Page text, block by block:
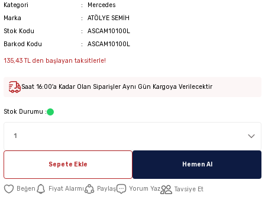
Kategori
Mercedes
Marka
ATÖLYE SEMİH
Stok Kodu
ASCAM10100L
Barkod Kodu
ASCAM10100L
135,43 TL den başlayan taksitlerle!
Saat 16:00'a Kadar Olan Siparişler Aynı Gün Kargoya Verilecektir
Stok Durumu :
Sepete Ekle Hemen Al
Fiyat Alarmı Paylaş Yorum Yaz Tavsiye Et